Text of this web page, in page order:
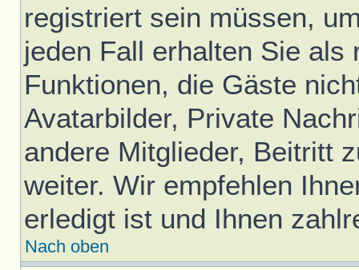
registriert sein müssen,
jeden Fall erhalten Sie
Funktionen, die Gäste
Avatarbilder, Private
andere Mitglieder, Beitritt
weiter. Wir empfehlen
erledigt ist und Ihnen
Nach oben